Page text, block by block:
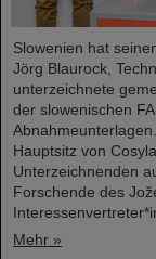
Slowenien hat
Jörg Blaurock,
unterzeichnete
der slowenischen
Hauptsitz von
Unterzeichnenden
Forschende des
Mehr »